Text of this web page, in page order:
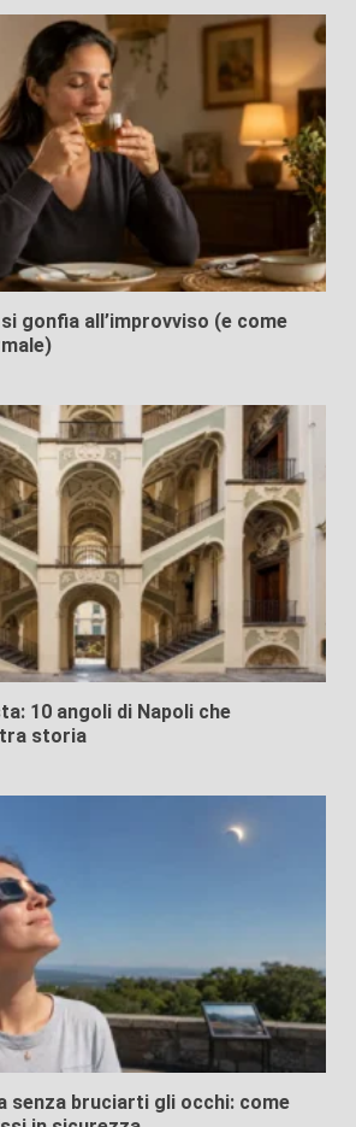
gonfia all’improvviso (e come
10 angoli di Napoli che
storia
senza bruciarti gli occhi: come